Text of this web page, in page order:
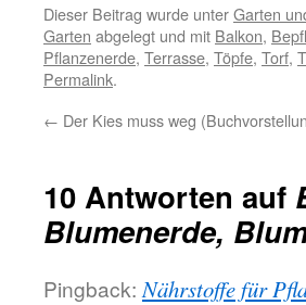
Dieser Beitrag wurde unterGarten
Garten abgelegt und mit Balkon,
Pflanzenerde, Terrasse, Töpfe, Torf,
Permalink.
← Der Kies muss weg
10 Antworten auf
Blumenerde,
Pingback: Nährstoffe für